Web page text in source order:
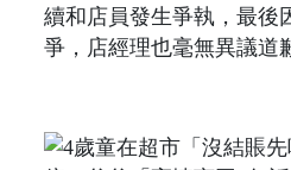
續和店員發生爭執，最後
爭，店經理也毫無異議道